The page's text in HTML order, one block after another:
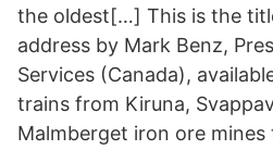
the oldest[…] This is the
address by Mark Benz,
Services (Canada),
trains from Kiruna,
Malmberget iron ore